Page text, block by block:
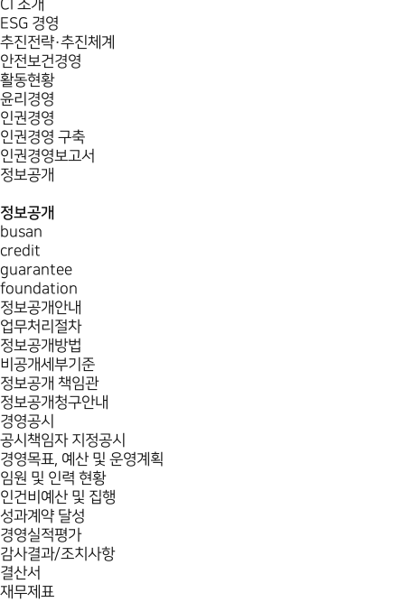
CI 소개
ESG 경영
추진전략·추진체계
안전보건경영
활동현황
윤리경영
인권경영
인권경영 구축
인권경영보고서
정보공개
정보공개
busan
credit
guarantee
foundation
정보공개안내
업무처리절차
정보공개방법
비공개세부기준
정보공개 책임관
정보공개청구안내
경영공시
공시책임자 지정공시
경영목표, 예산 및 운영계획
임원 및 인력 현황
인건비예산 및 집행
성과계약 달성
경영실적평가
감사결과/조치사항
결산서
재무제표